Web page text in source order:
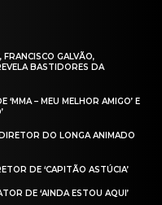
GALVÃO,
BASTIDORES DA
– MEU MELHOR AMIGO’ E
DO LONGA ANIMADO
DE ‘CAPITÃO ASTÚCIA’
DE ‘AINDA ESTOU AQUI’